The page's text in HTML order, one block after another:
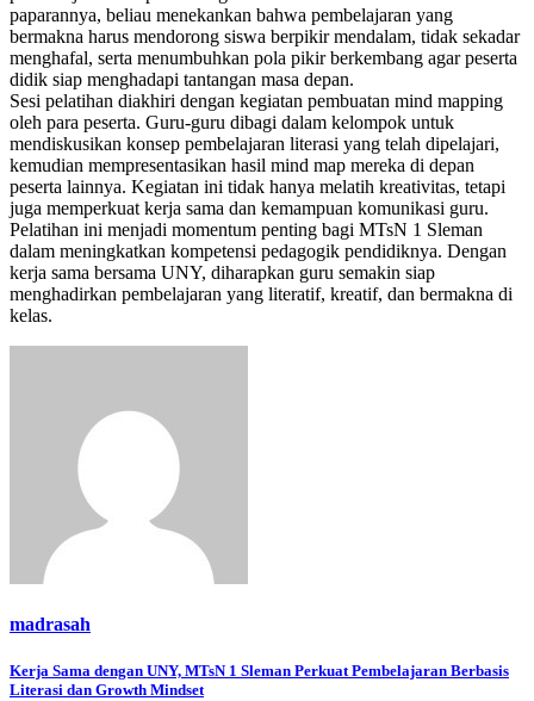
paparannya, beliau menekankan bahwa pembelajaran yang
bermakna harus mendorong siswa berpikir mendalam, tidak sekadar
menghafal, serta menumbuhkan pola pikir berkembang agar peserta
didik siap menghadapi tantangan masa depan.
Sesi pelatihan diakhiri dengan kegiatan pembuatan mind mapping
oleh para peserta. Guru-guru dibagi dalam kelompok untuk
mendiskusikan konsep pembelajaran literasi yang telah dipelajari,
kemudian mempresentasikan hasil mind map mereka di depan
peserta lainnya. Kegiatan ini tidak hanya melatih kreativitas, tetapi
juga memperkuat kerja sama dan kemampuan komunikasi guru.
Pelatihan ini menjadi momentum penting bagi MTsN 1 Sleman
dalam meningkatkan kompetensi pedagogik pendidiknya. Dengan
kerja sama bersama UNY, diharapkan guru semakin siap
menghadirkan pembelajaran yang literatif, kreatif, dan bermakna di
kelas.
madrasah
Navigasi
Kerja Sama dengan UNY, MTsN 1 Sleman Perkuat Pembelajaran Berbasis
Literasi dan Growth Mindset